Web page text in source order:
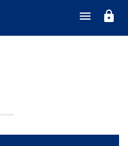
lock